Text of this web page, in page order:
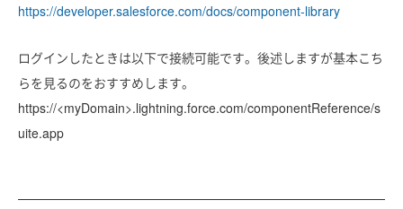
https://developer.salesforce.com/docs/component-library
ログインしたときは以下で接続可能です。後述しますが基本こち
らを見るのをおすすめします。
https://<myDomain>.lightning.force.com/componentReference/s
uite.app